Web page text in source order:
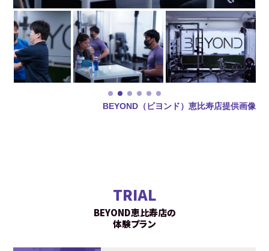
BEYOND（ビヨンド）恵比寿店提供画像
TRIAL
BEYOND恵比寿店の
体験プラン